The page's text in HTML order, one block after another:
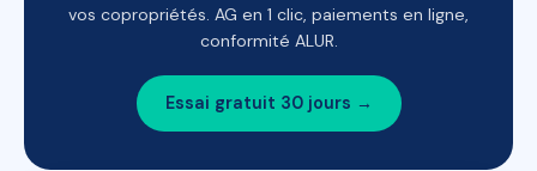
vos copropriétés. AG en 1 clic, paiements en ligne,
conformité ALUR.
Essai gratuit 30 jours →